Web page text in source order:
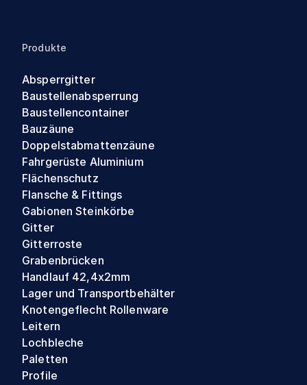
Produkte
Absperrgitter
Baustellenabsperrung
Baustellencontainer
Bauzäune
Doppelstabmattenzäune
Fahrgerüste Aluminium
Flächenschutz
Flansche & Fittings
Gabionen Steinkörbe
Gitter
Gitterroste
Grabenbrücken
Handlauf 42,4x2mm
Lager und Transportbehälter
Knotengeflecht Rollenware
Leitern
Lochbleche
Paletten
Profile